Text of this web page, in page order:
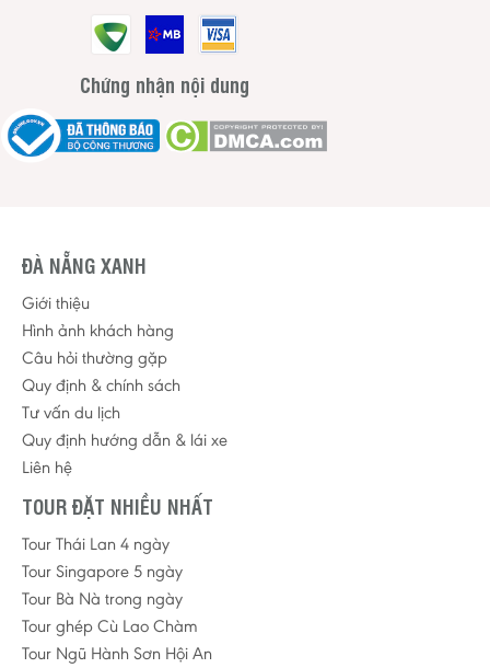
Chứng nhận nội dung
ĐÀ NẴNG XANH
Giới thiệu
Hình ảnh khách hàng
Câu hỏi thường gặp
Quy định & chính sách
Tư vấn du lịch
Quy định hướng dẫn & lái xe
Liên hệ
TOUR ĐẶT NHIỀU NHẤT
Tour Thái Lan 4 ngày
Tour Singapore 5 ngày
Tour Bà Nà trong ngày
Tour ghép Cù Lao Chàm
Tour Ngũ Hành Sơn Hội An